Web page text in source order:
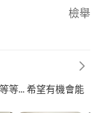
檢舉
等... 希望有機會能